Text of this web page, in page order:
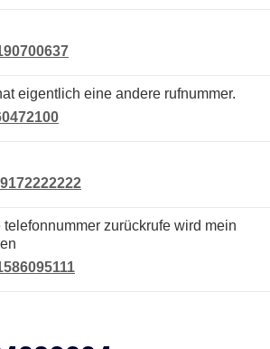
eigentlich eine andere rufnummer.